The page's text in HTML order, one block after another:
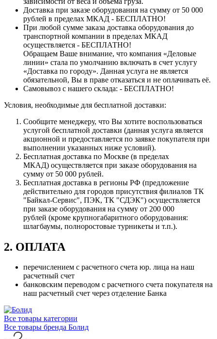
Доставка при заказе оборудования на сумму от 50 000
рублей в пределах МКАД - БЕСПЛАТНО!
При любой сумме заказа доставка оборудования до
транспортной компании в пределах МКАД
осуществляется - БЕСПЛАТНО!
Обращаем Ваше внимание, что компания «Деловые
линии» стала по умолчанию включать в счет услугу
«Доставка по городу». Данная услуга не является
обязательной, Вы в праве отказаться и не оплачивать её.
Самовывоз с нашего склада: - БЕСПЛАТНО!
Условия, необходимые для бесплатной доставки:
Сообщите менеджеру, что Вы хотите воспользоваться
услугой бесплатной доставки (данная услуга является
акционной и предоставляется по заявке покупателя при
выполнении указанных ниже условий).
Бесплатная доставка по Москве (в пределах
МКАД) осуществляется при заказе оборудования на
сумму от 50 000 рублей.
Бесплатная доставка в регионы РФ (предложение
действительно для городов присутствия филиалов ТК
"Байкал-Сервис", ПЭК, ТК "СДЭК") осуществляется
при заказе оборудования на сумму от 200 000
рублей (кроме крупногабаритного оборудования:
шлагбаумы, полноростовые турникеты и т.п.).
2. ОПЛАТА
перечислением с расчетного счета юр. лица на наш
расчетный счет
банковским переводом с расчетного счета покупателя на
наш расчетный счет через отделение Банка
Все товары категории
Все товары бренда Болид